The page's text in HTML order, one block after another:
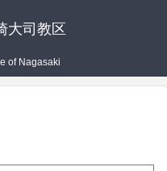
大司教区
of Nagasaki